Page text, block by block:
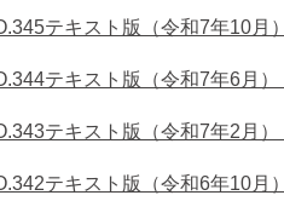
テキスト版（令和7年10月
テキスト版（令和7年6月
テキスト版（令和7年2月
テキスト版（令和6年10月